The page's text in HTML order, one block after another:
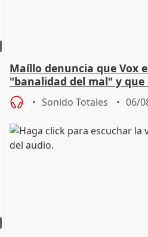
Maíllo denuncia que Vox
"banalidad del mal" y que
asume todas sus tesis
Sonido Totales 06/